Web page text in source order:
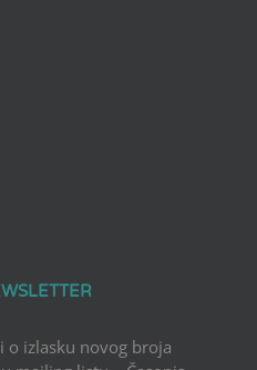
o izlasku novog broja